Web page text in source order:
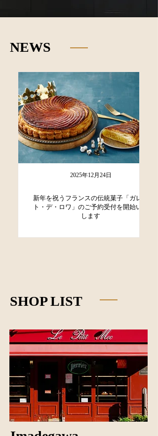
NEWS
新年を祝うフランスの伝統菓子「ガレッ
ト・デ・ロワ」のご予約受付を開始いた
します
2025年12月24日
SHOP LIST